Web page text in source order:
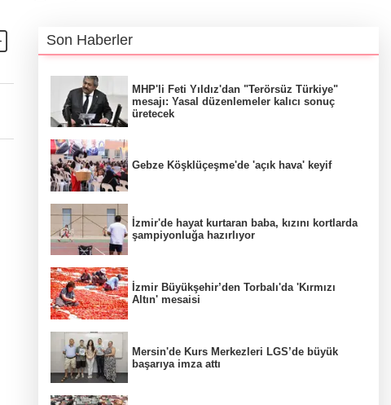
Son Haberler
MHP'li Feti Yıldız'dan "Terörsüz Türkiye"
mesajı: Yasal düzenlemeler kalıcı sonuç
üretecek
Gebze Köşklüçeşme'de 'açık hava' keyif
İzmir'de hayat kurtaran baba, kızını kortlarda
şampiyonluğa hazırlıyor
İzmir Büyükşehir’den Torbalı'da 'Kırmızı
Altın' mesaisi
Mersin'de Kurs Merkezleri LGS’de büyük
başarıya imza attı